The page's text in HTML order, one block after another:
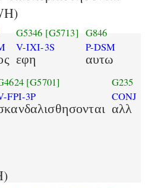
G5346 [G5713]
V-IXI-3S
εφη
G846
P-DSM
αυτω
[G5701]
FPI-3P
G235
CONJ
αλλ